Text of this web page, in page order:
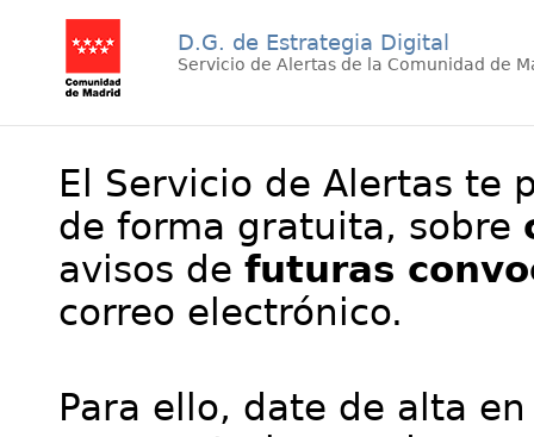
D.G. de Estrategia Digital
Servicio de Alertas de la Comunidad de
El Servicio de Alertas te
de forma gratuita, sobre
avisos de futuras
correo electrónico.
Para ello, date de alta